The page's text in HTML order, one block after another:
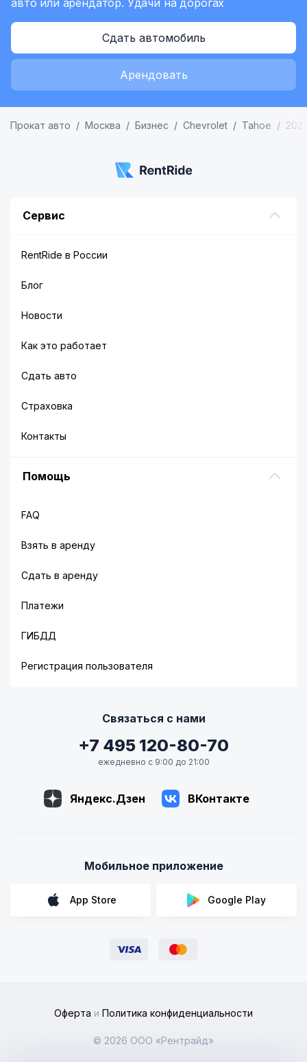
авто или арендатор. Удачи на дорогах
Сдать автомобиль
Арендовать
Прокат авто Москва Бизнес Chevrolet Tahoe
Сервис
RentRide в России
Блог
Новости
Как это работает
Сдать авто
Страховка
Контакты
Помощь
FAQ
Взять в аренду
Сдать в аренду
Платежи
ГИБДД
Регистрация пользователя
Связаться с нами
+7 495 120-80-70
ежедневно с 9:00 до 21:00
Яндекс.Дзен ВКонтакте
Мобильное приложение
App Store Google Play
Оферта и Политика конфиденциальности
© 2026 ООО «Рентрайд»